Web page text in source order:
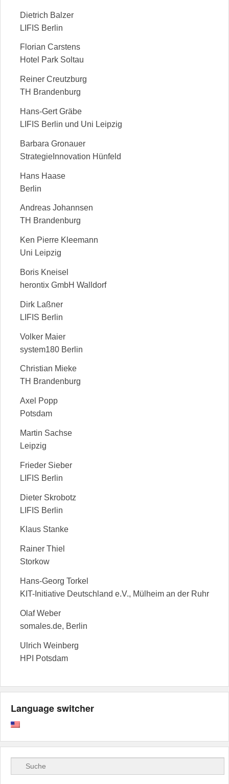
Dietrich Balzer
LIFIS Berlin
Florian Carstens
Hotel Park Soltau
Reiner Creutzburg
TH Brandenburg
Hans-Gert Gräbe
LIFIS Berlin und Uni Leipzig
Barbara Gronauer
StrategieInnovation Hünfeld
Hans Haase
Berlin
Andreas Johannsen
TH Brandenburg
Ken Pierre Kleemann
Uni Leipzig
Boris Kneisel
herontix GmbH Walldorf
Dirk Laßner
LIFIS Berlin
Volker Maier
system180 Berlin
Christian Mieke
TH Brandenburg
Axel Popp
Potsdam
Martin Sachse
Leipzig
Frieder Sieber
LIFIS Berlin
Dieter Skrobotz
LIFIS Berlin
Klaus Stanke
Rainer Thiel
Storkow
Hans-Georg Torkel
KIT-Initiative Deutschland e.V., Mülheim an der Ruhr
Olaf Weber
somales.de, Berlin
Ulrich Weinberg
HPI Potsdam
Language switcher
Search